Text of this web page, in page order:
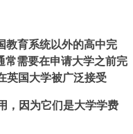
教育系统以外的高中完
常需要在申请大学之前完
英国大学被广泛接受
，因为它们是大学学费